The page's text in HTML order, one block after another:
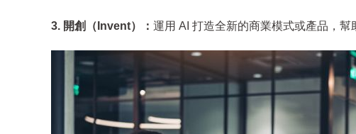
3. 開創（Invent）： 運用 AI 打造全新的商業模式或產品，幫